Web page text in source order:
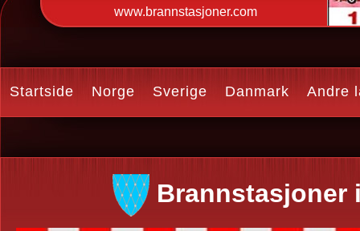
www.brannstasjoner.com
Startside Norge Sverige Danmark Andre
Brannstasjoner